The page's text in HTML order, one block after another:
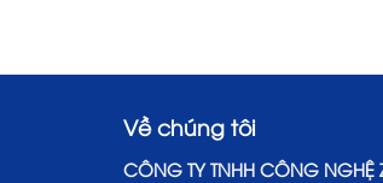
Về chúng tôi
CÔNG TY TNHH CÔNG